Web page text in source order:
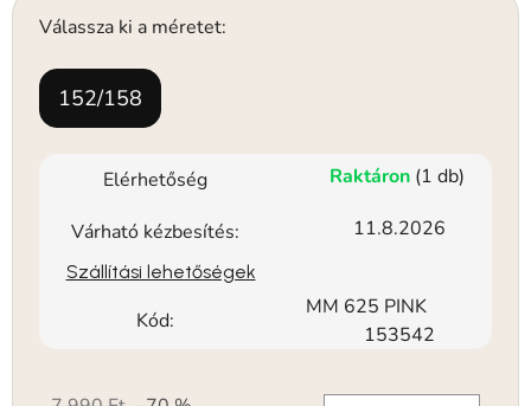
Válassza ki a méretet:
152/158
Elérhetőség Raktáron (1 db)
Várható kézbesítés: 11.8.2026
Szállítási lehetőségek
Kód:
MM 625 PINK
153542